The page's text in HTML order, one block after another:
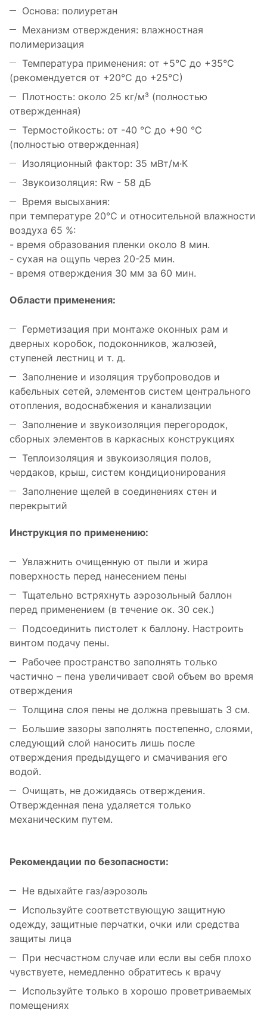
Основа: полиуретан
Механизм отверждения: влажностная
полимеризация
Температура применения: от +5°C до +35°C
(рекомендуется от +20°C до +25°C)
Плотность: около 25 кг/м³ (полностью
отвержденная)
Термостойкость: от -40 °C до +90 °C
(полностью отвержденная)
Изоляционный фактор: 35 мВт/м·К
Звукоизоляция: Rw - 58 дБ
Время высыхания:
при температуре 20°C и относительной влажности
воздуха 65 %:
- время образования пленки около 8 мин.
- сухая на ощупь через 20-25 мин.
- время отверждения 30 мм за 60 мин.
Области применения:
Герметизация при монтаже оконных рам и
дверных коробок, подоконников, жалюзей,
ступеней лестниц и т. д.
Заполнение и изоляция трубопроводов и
кабельных сетей, элементов систем центрального
отопления, водоснабжения и канализации
Заполнение и звукоизоляция перегородок,
сборных элементов в каркасных конструкциях
Теплоизоляция и звукоизоляция полов,
чердаков, крыш, систем кондиционирования
Заполнение щелей в соединениях стен и
перекрытий
Инструкция по применению:
Увлажнить очищенную от пыли и жира
поверхность перед нанесением пены
Тщательно встряхнуть аэрозольный баллон
перед применением (в течение ок. 30 сек.)
Подсоединить пистолет к баллону. Настроить
винтом подачу пены.
Рабочее пространство заполнять только
частично – пена увеличивает свой объем во время
отверждения
Толщина слоя пены не должна превышать 3 см.
Большие зазоры заполнять постепенно, слоями,
следующий слой наносить лишь после
отверждения предыдущего и смачивания его
водой.
Очищать, не дожидаясь отверждения.
Отвержденная пена удаляется только
механическим путем.
Рекомендации по безопасности:
Не вдыхайте газ/аэрозоль
Используйте соответствующую защитную
одежду, защитные перчатки, очки или средства
защиты лица
При несчастном случае или если вы себя плохо
чувствуете, немедленно обратитесь к врачу
Используйте только в хорошо проветриваемых
помещениях